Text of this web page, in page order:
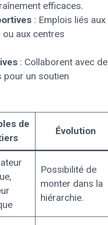
efficaces.
: Emplois liés aux
aux centres
: Collaborent avec
pour un soutien
de
Évolution
Possibilité de
monter dans la
hiérarchie.